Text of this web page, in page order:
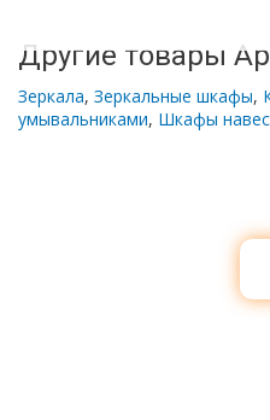
Другие товары
Зеркала, Зеркальные шкафы,
умывальниками, Шкафы